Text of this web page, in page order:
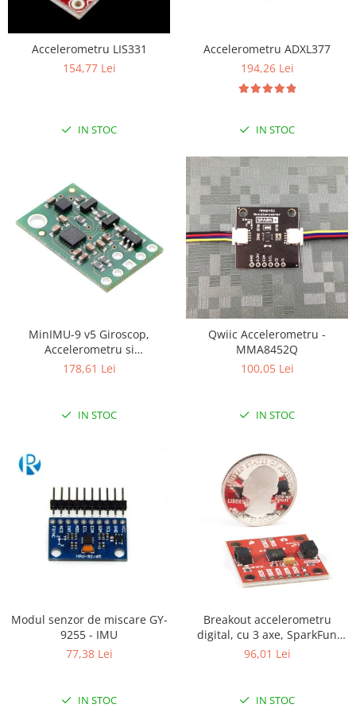
Module
Adaptoare si convertoare
Convertor USB la serial
Datalogger
LCD
Module
Releu
RS-232
Accesorii
Accesorii
Antene
Breadboard
Sticker
Accelerometru LIS331
154,77 Lei
IN STOC
Accelerometru ADXL377
194,26 Lei
IN STOC
MinIMU-9 v5 Giroscop,
Accelerometru si
Magnetometru (LSM6DS33,
178,61 Lei
IN STOC
Qwiic Accelerometru -
MMA8452Q
100,05 Lei
IN STOC
Modul senzor de miscare GY-
9255 - IMU
77,38 Lei
IN STOC
Breakout accelerometru
digital, cu 3 axe, SparkFun
ADXL313
96,01 Lei
IN STOC